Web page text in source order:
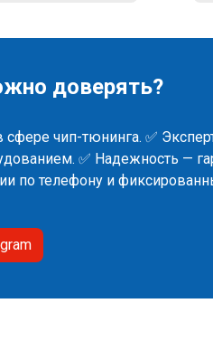
доверять?
сфере чип-тюнинга. ✅
✅ Надежность —
по телефону и